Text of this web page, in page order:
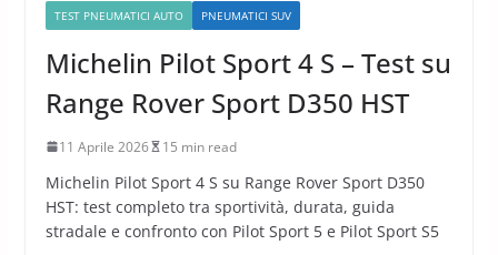
TEST PNEUMATICI AUTO PNEUMATICI SUV
Michelin Pilot Sport 4 S – Test su
Range Rover Sport D350 HST
11 Aprile 2026 15 min read
Michelin Pilot Sport 4 S su Range Rover Sport D350
HST: test completo tra sportività, durata, guida
stradale e confronto con Pilot Sport 5 e Pilot Sport S5